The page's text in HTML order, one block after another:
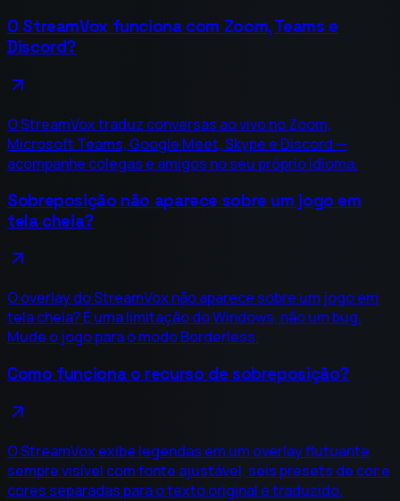
O StreamVox funciona com Zoom, Teams e
Discord?
O StreamVox traduz conversas ao vivo no Zoom,
Microsoft Teams, Google Meet, Skype e Discord —
acompanhe colegas e amigos no seu próprio idioma.
Sobreposição não aparece sobre um jogo em
tela cheia?
O overlay do StreamVox não aparece sobre um jogo em
tela cheia? É uma limitação do Windows, não um bug.
Mude o jogo para o modo Borderless.
Como funciona o recurso de sobreposição?
O StreamVox exibe legendas em um overlay flutuante
sempre visível com fonte ajustável, seis presets de cor e
cores separadas para o texto original e traduzido.